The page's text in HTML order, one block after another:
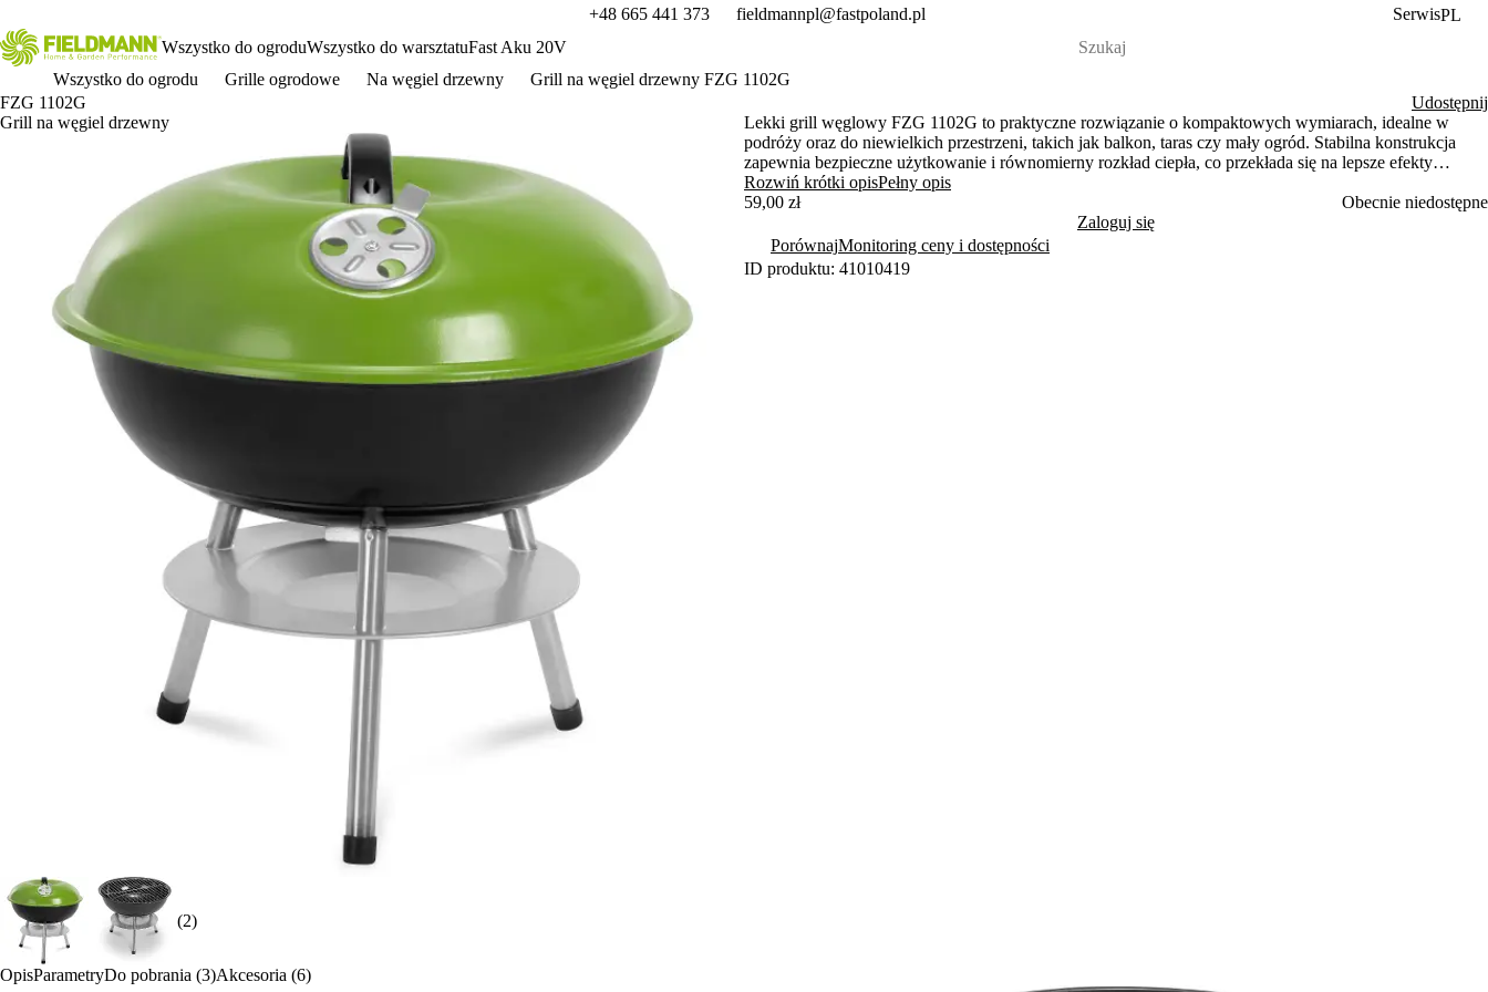
+48 665 441 373 fieldmannpl@fastpoland.pl SerwisPL
Wszystko do ogroduWszystko do warsztatuFast Aku 20V
Wszystko do ogrodu
Grille ogrodowe Na węgiel drzewny
Grill na węgiel drzewny FZG 1102G
FZG 1102G
Grill na węgiel drzewny
(2)
Udostępnij
Lekki grill węglowy FZG 1102G to praktyczne rozwiązanie o kompaktowych wymiarach, idealne w
podróży oraz do niewielkich przestrzeni, takich jak balkon, taras czy mały ogród. Stabilna konstrukcja
zapewnia bezpieczne użytkowanie i równomierny rozkład ciepła, co przekłada się na lepsze efekty
grillowania. Grill wyposażono w funkcjonalną pokrywę oraz chromowany ruszt, które ułatwiają
przygotowywanie różnorodnych potraw i dbają o wygodę użytkowania.
Rozwiń krótki opisPełny opis
59,00 zł
Obecnie niedostępne
Zaloguj się
PorównajMonitoring ceny i dostępności
ID produktu: 41010419
OpisParametryDo pobrania (3)Akcesoria (6)